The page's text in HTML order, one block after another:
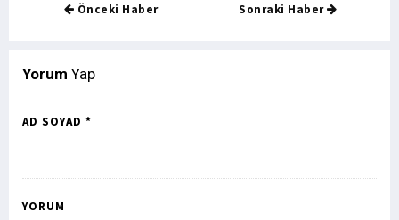
Önceki Haber Sonraki Haber
Yorum Yap
AD SOYAD *
YORUM